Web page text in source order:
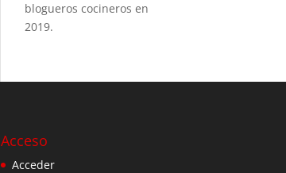
blogueros cocineros en
2019.
Acceso
Acceder